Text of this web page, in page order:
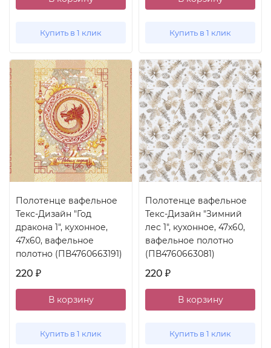
Купить в 1 клик Купить в 1 клик
Полотенце вафельное
Текс-Дизайн "Год
дракона 1", кухонное,
47x60, вафельное
полотно (ПВ4760663191)
220 ₽
В корзину
Купить в 1 клик
Полотенце вафельное
Текс-Дизайн "Зимний
лес 1", кухонное, 47x60,
вафельное полотно
(ПВ4760663081)
220 ₽
В корзину
Купить в 1 клик